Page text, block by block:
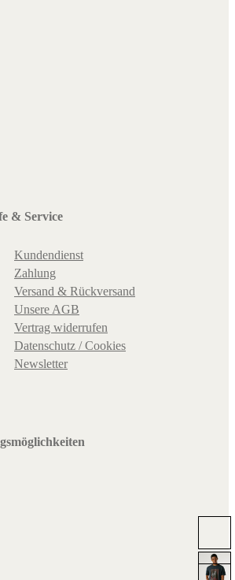
& Service
Kundendienst
Zahlung
Versand & Rückversand
Unsere AGB
Vertrag widerrufen
Datenschutz / Cookies
Newsletter